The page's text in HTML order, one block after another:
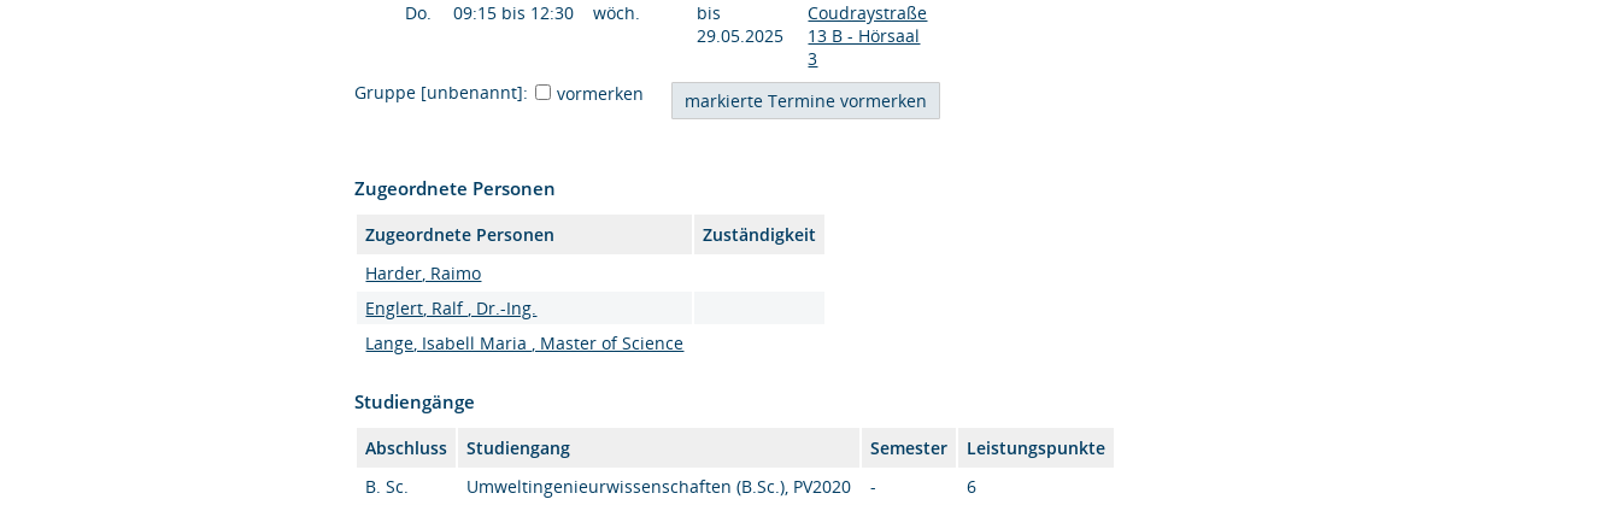
Do. 09:15 bis 12:30 wöch.
bis
29.05.2025
Coudraystraße
13 B - Hörsaal
3
Gruppe [unbenannt]:
vormerken
Zugeordnete Personen
Zugeordnete Personen
Zuständigkeit
Harder, Raimo
Englert, Ralf , Dr.-Ing.
Lange, Isabell Maria , Master of Science
Studiengänge
Abschluss Studiengang Semester
Leistungspunkte
B. Sc.
Umweltingenieurwissenschaften (B.Sc.), PV2020 -
6